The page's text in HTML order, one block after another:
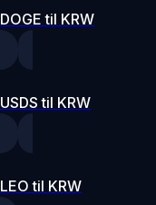
DOGE til KRW
USDS til KRW
LEO til KRW